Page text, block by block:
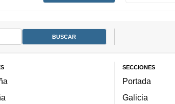
SECCIONES
Portada
Galicia